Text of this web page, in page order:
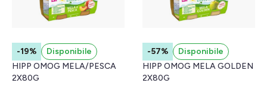
-19%
Disponibile
HIPP OMOG MELA/PESCA
2X80G
-57%
Disponibile
HIPP OMOG MELA GOLDEN
2X80G